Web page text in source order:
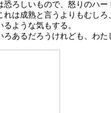
ろしいもので、怒りのハ
成熟と言うよりもむし
ような気もする。
るだろうけれども、わた